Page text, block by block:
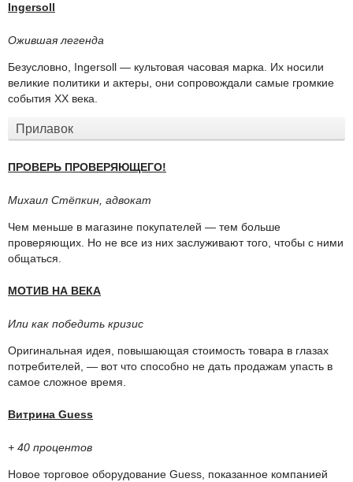
Ingersoll
Ожившая легенда
Безусловно, Ingersoll — культовая часовая марка. Их носили
великие политики и актеры, они сопровождали самые громкие
события ХХ века.
Прилавок
ПРОВЕРЬ ПРОВЕРЯЮЩЕГО!
Михаил Стёпкин, адвокат
Чем меньше в магазине покупателей — тем больше
проверяющих. Но не все из них заслуживают того, чтобы с ними
общаться.
МОТИВ НА ВЕКА
Или как победить кризис
Оригинальная идея, повышающая стоимость товара в глазах
потребителей, — вот что способно не дать продажам упасть в
самое сложное время.
Витрина Guess
+ 40 процентов
Новое торговое оборудование Guess, показанное компанией